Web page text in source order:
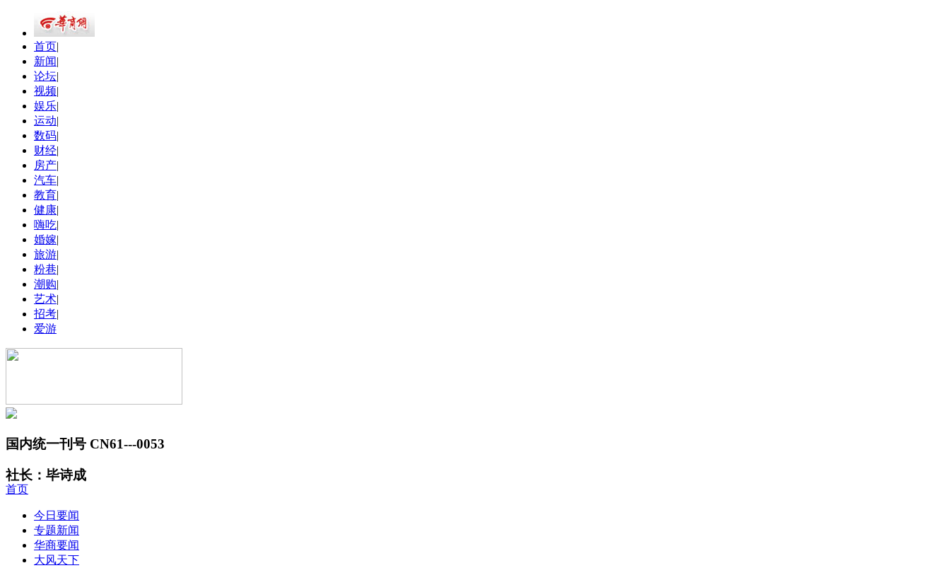
首页|
新闻|
论坛|
视频|
娱乐|
运动|
数码|
财经|
房产|
汽车|
教育|
健康|
嗨吃|
婚嫁|
旅游|
粉巷|
潮购|
艺术|
招考|
爱游
国内统一刊号 CN61---0053
社长：毕诗成
首页
今日要闻
专题新闻
华商要闻
大风天下